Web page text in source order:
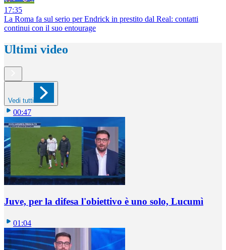
17:35
La Roma fa sul serio per Endrick in prestito dal Real: contatti
continui con il suo entourage
Ultimi video
Vedi tutti
00:47
Juve, per la difesa l'obiettivo è uno solo, Lucumì
01:04